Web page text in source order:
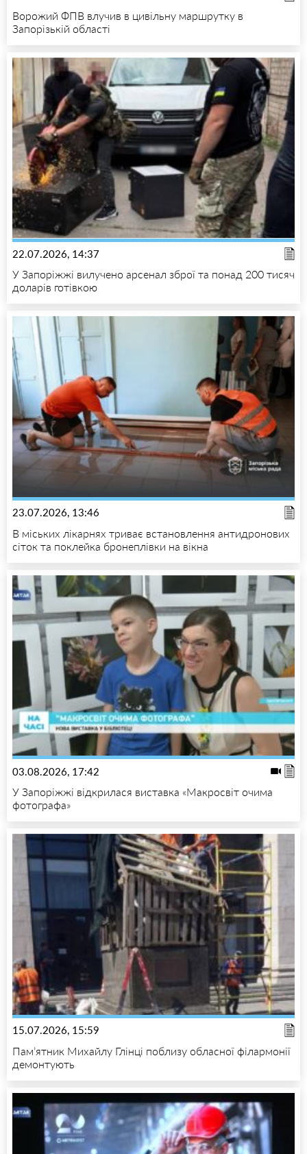
Ворожий ФПВ влучив в цивільну маршрутку в
Запорізькій області
22.07.2026, 14:37
У Запоріжжі вилучено арсенал зброї та понад 200 тисяч
доларів готівкою
23.07.2026, 13:46
В міських лікарнях триває встановлення антидронових
сіток та поклейка бронеплівки на вікна
03.08.2026, 17:42
У Запоріжжі відкрилася виставка «Макросвіт очима
фотографа»
15.07.2026, 15:59
Пам’ятник Михайлу Глінці поблизу обласної філармонії
демонтують